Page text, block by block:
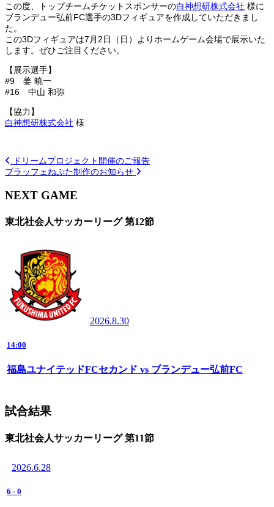
この度、トップチームチケットスポンサーの白神想研株式会社 様に
ブランデュー弘前FC選手の3Dフィギュアを作成していただきまし
た。
この3Dフィギュアは7月2日（日）よりホームゲーム会場で展示いた
します。ぜひご注目ください。
【展示選手】
#9 姜 曉一
#16 中山 和弥
【協力】
白神想研株式会社 様
ドリームプロジェクト開催のご報告
ブラッフェねぷた制作のお知らせ
NEXT GAME
東北社会人サッカーリーグ 第12節
2026.8.30
14:00
福島ユナイテッドFCセカンド vs ブランデュー弘前FC
試合結果
東北社会人サッカーリーグ 第11節
2026.6.28
6 - 0